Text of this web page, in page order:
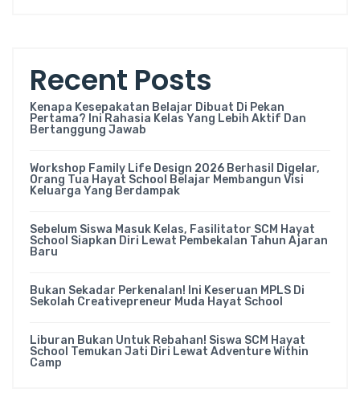
Recent Posts
Kenapa Kesepakatan Belajar Dibuat Di Pekan
Pertama? Ini Rahasia Kelas Yang Lebih Aktif Dan
Bertanggung Jawab
Workshop Family Life Design 2026 Berhasil Digelar,
Orang Tua Hayat School Belajar Membangun Visi
Keluarga Yang Berdampak
Sebelum Siswa Masuk Kelas, Fasilitator SCM Hayat
School Siapkan Diri Lewat Pembekalan Tahun Ajaran
Baru
Bukan Sekadar Perkenalan! Ini Keseruan MPLS Di
Sekolah Creativepreneur Muda Hayat School
Liburan Bukan Untuk Rebahan! Siswa SCM Hayat
School Temukan Jati Diri Lewat Adventure Within
Camp